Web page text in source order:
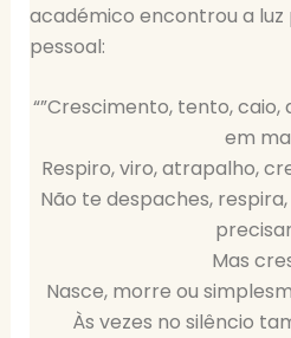
académico encontrou a
pessoal:
“”Crescimento, tento,
em
Respiro, viro, atrapalho,
Não te despaches,
Mas
Nasce, morre ou
Às vezes no silêncio